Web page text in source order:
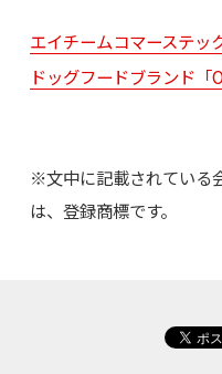
エイチームコマーステッ
ドッグフードブランド「
※文中に記載されている
は、登録商標です。